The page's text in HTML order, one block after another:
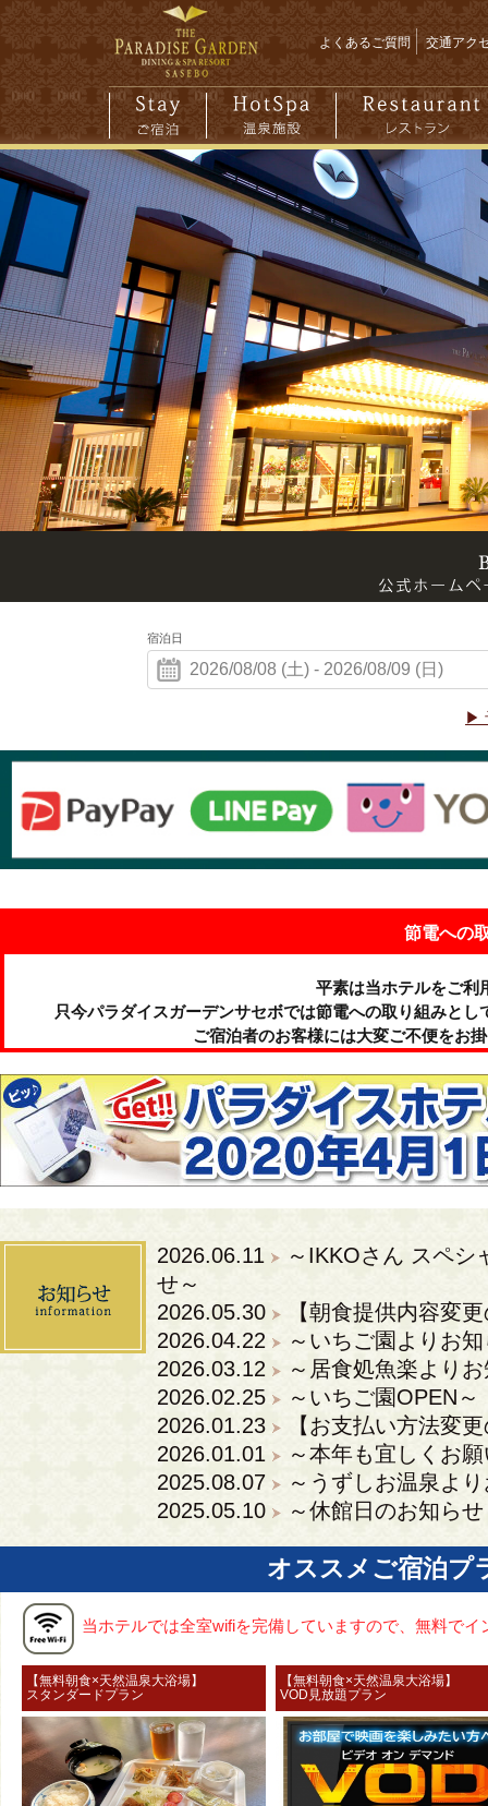
よくあるご質問 交通アク
宿泊日
▶
節電への
平素は当ホテルをご利
只今パラダイスガーデンサセボでは節電への取り組みと
ご宿泊者のお客様には大変ご不便をお
2026.06.11
～IKKOさん スペシ
せ～
2026.05.30
【朝食提供内容変
2026.04.22
～いちご園よりお
2026.03.12
～居食処魚楽より
2026.02.25
～いちご園OPEN～
2026.01.23
【お支払い方法変
2026.01.01
～本年も宜しくお
2025.08.07
～うずしお温泉よ
2025.05.10
～休館日のお知ら
オススメご宿泊プ
当ホテルでは全室wifiを完備していますので、無料で
【無料朝食×天然温泉大浴場】
スタンダードプラン
【無料朝食×天然温泉大浴
VOD見放題プラン